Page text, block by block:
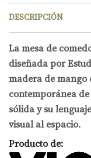
DESCRIPCIÓN
La mesa de
diseñada por
madera de
contemporánea
sólida y su
visual al espacio.
Producto de: